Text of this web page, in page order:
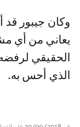
وكان جيبور قد
يعاني من أي
الحقيقي لرفضه
الذي أحس به.